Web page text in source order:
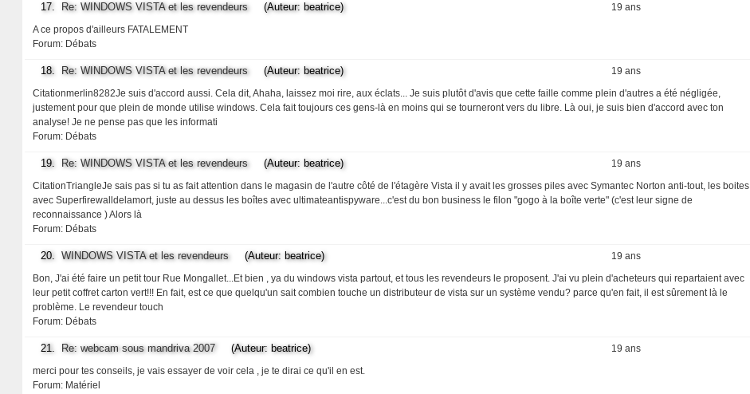
19 ans
17. Re: WINDOWS VISTA et les revendeurs(Auteur: beatrice)
A ce propos d'ailleurs FATALEMENT
Forum: Débats
19 ans
18. Re: WINDOWS VISTA et les revendeurs(Auteur: beatrice)
Citationmerlin8282Je suis d'accord aussi. Cela dit, Ahaha, laissez moi rire, aux éclats... Je suis plutôt d'avis que cette faille comme plein d'autres a été négligée,
justement pour que plein de monde utilise windows. Cela fait toujours ces gens-là en moins qui se tourneront vers du libre. Là oui, je suis bien d'accord avec ton
analyse! Je ne pense pas que les informati
Forum: Débats
19 ans
19. Re: WINDOWS VISTA et les revendeurs(Auteur: beatrice)
CitationTriangleJe sais pas si tu as fait attention dans le magasin de l'autre côté de l'étagère Vista il y avait les grosses piles avec Symantec Norton anti-tout, les boites
avec Superfirewalldelamort, juste au dessus les boîtes avec ultimateantispyware...c'est du bon business le filon "gogo à la boîte verte" (c'est leur signe de
reconnaissance ) Alors là
Forum: Débats
19 ans
20. WINDOWS VISTA et les revendeurs(Auteur: beatrice)
Bon, J'ai été faire un petit tour Rue Mongallet...Et bien , ya du windows vista partout, et tous les revendeurs le proposent. J'ai vu plein d'acheteurs qui repartaient avec
leur petit coffret carton vert!!! En fait, est ce que quelqu'un sait combien touche un distributeur de vista sur un système vendu? parce qu'en fait, il est sûrement là le
problème. Le revendeur touch
Forum: Débats
19 ans
21. Re: webcam sous mandriva 2007(Auteur: beatrice)
merci pour tes conseils, je vais essayer de voir cela , je te dirai ce qu'il en est.
Forum: Matériel